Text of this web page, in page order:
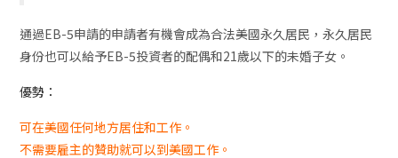
通過EB-5申請的申請者有機會成為合法美國永久居民，永久居民
身份也可以給予EB-5投資者的配偶和21歲以下的未婚子女。
優勢：
可在美國任何地方居住和工作。
不需要雇主的贊助就可以到美國工作。